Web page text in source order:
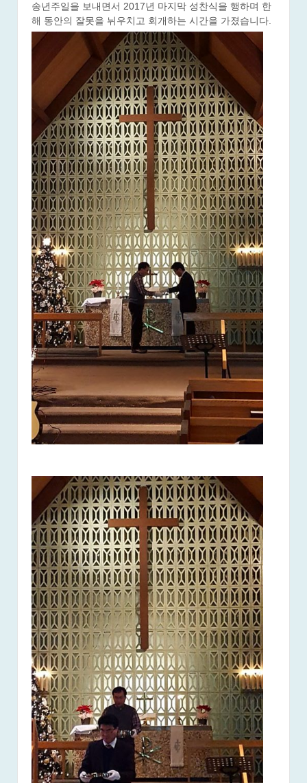
송년주일을 보내면서 2017년 마지막 성찬식을 행하며 한
해 동안의 잘못을 뉘우치고 회개하는 시간을 가졌습니다.